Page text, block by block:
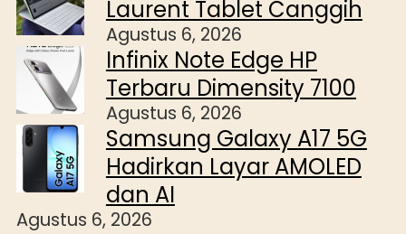
Laurent Tablet Canggih
Agustus 6, 2026
Infinix Note Edge HP
Terbaru Dimensity 7100
Agustus 6, 2026
Samsung Galaxy A17 5G
Hadirkan Layar AMOLED
dan AI
Agustus 6, 2026